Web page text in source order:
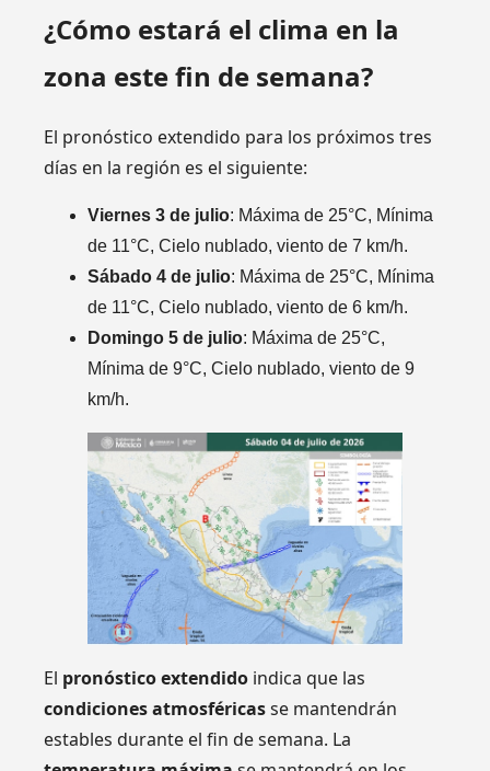
¿Cómo estará el clima en la
zona este fin de semana?
El pronóstico extendido para los próximos tres
días en la región es el siguiente:
Viernes 3 de julio: Máxima de 25°C, Mínima
de 11°C, Cielo nublado, viento de 7 km/h.
Sábado 4 de julio: Máxima de 25°C, Mínima
de 11°C, Cielo nublado, viento de 6 km/h.
Domingo 5 de julio: Máxima de 25°C,
Mínima de 9°C, Cielo nublado, viento de 9
km/h.
El pronóstico extendido indica que las
condiciones atmosféricasse mantendrán
estables durante el fin de semana. La